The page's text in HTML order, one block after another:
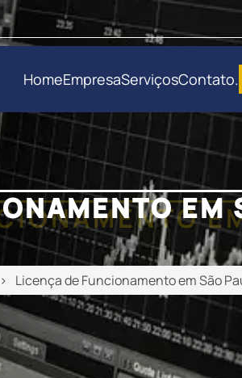
HomeEmpresaServiçosContato.
EM
Licença de Funcionamento em São